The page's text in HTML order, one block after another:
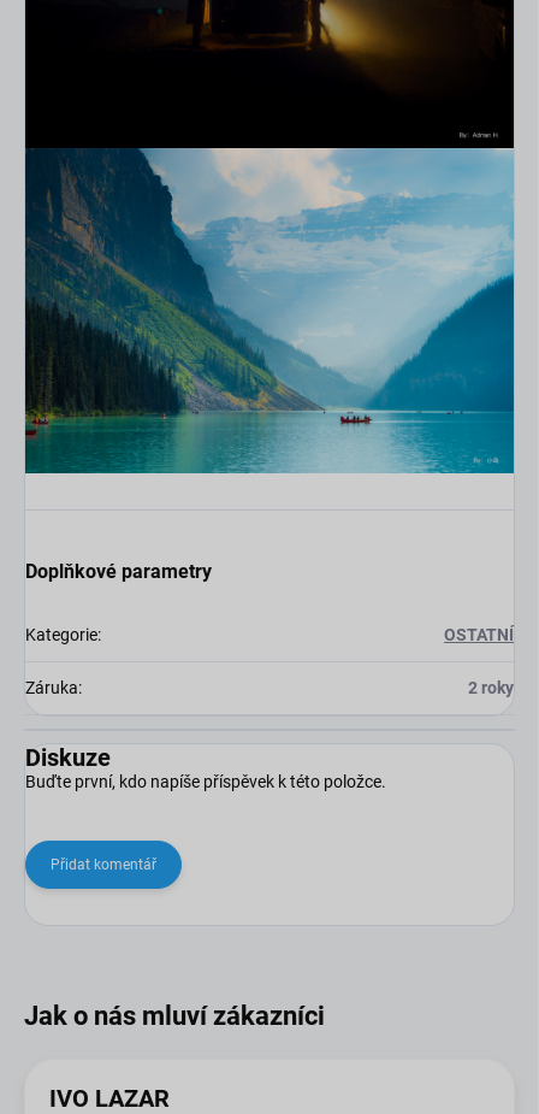
Doplňkové parametry
Kategorie: OSTATNÍ
Záruka: 2 roky
Diskuze
Buďte první, kdo napíše příspěvek k této položce.
Přidat komentář
IVO LAZAR